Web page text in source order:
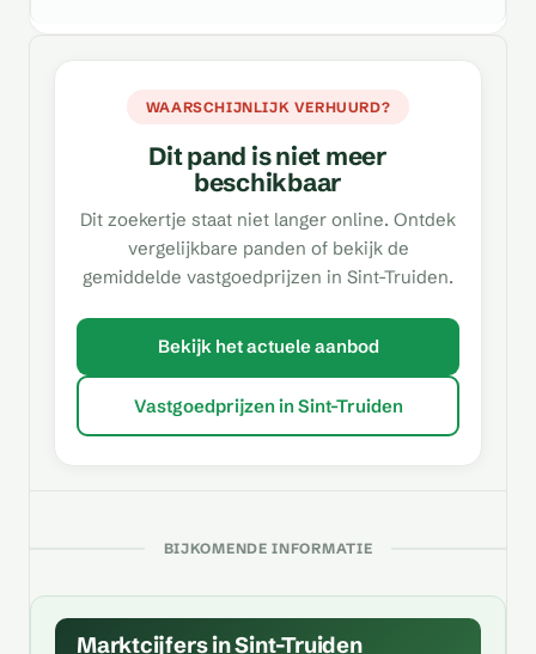
WAARSCHIJNLIJK VERHUURD?
Dit pand is niet meer
beschikbaar
Dit zoekertje staat niet langer online. Ontdek
vergelijkbare panden of bekijk de
gemiddelde vastgoedprijzen in Sint-Truiden.
Bekijk het actuele aanbod
Vastgoedprijzen in Sint-Truiden
BIJKOMENDE INFORMATIE
Marktcijfers in Sint-Truiden